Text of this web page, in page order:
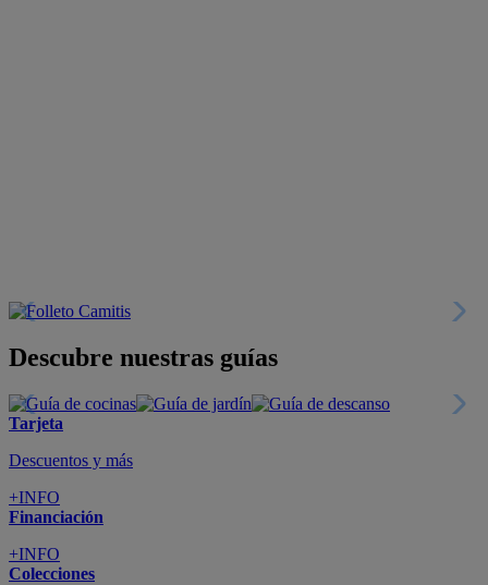
Descubre nuestras guías
Tarjeta
Descuentos y más
+INFO
Financiación
+INFO
Colecciones